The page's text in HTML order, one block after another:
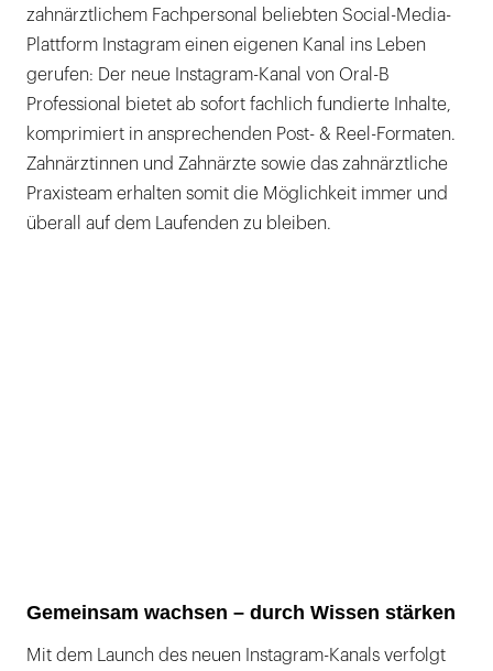
zahnärztlichem Fachpersonal beliebten Social-Media-
Plattform Instagram einen eigenen Kanal ins Leben
gerufen: Der neue Instagram-Kanal von Oral-B
Professional bietet ab sofort fachlich fundierte Inhalte,
komprimiert in ansprechenden Post- & Reel-Formaten.
Zahnärztinnen und Zahnärzte sowie das zahnärztliche
Praxisteam erhalten somit die Möglichkeit immer und
überall auf dem Laufenden zu bleiben.
Gemeinsam wachsen – durch Wissen stärken
Mit dem Launch des neuen Instagram-Kanals verfolgt